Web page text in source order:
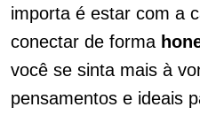
importa é estar com a
conectar de forma
você se sinta mais à
pensamentos e ideais